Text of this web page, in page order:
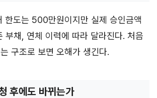
한도는 500만원이지만 실제 승인금액
부채, 연체 이력에 따라 달라진다. 처음
구조로 보면 오해가 생긴다.
후에도 바뀌는가